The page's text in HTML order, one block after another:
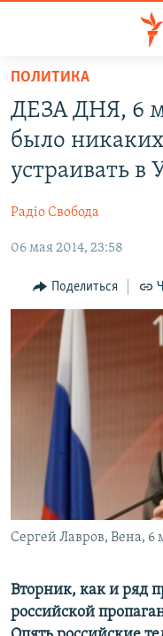
Вернуться
основному
содержанию
главной
Вернутся
поиску
СПЕЦПРОЕКТЫ
11 ЛЕТ ОККУПАЦИИ
ЕЩЕ
ИНТЕРАКТИВ
ИНФОГРАФИКА
ТЕЛЕПРОЕКТ
СОВЕТЫ
ПРОПАВШИЕ БЕЗ ВЕСТИ
ПОБЕДИТЕЛЕЙ НЕ
КРЫМ.НЕПОКОРЕННЫЙ
ELIFBE
УКРАИНСКАЯ ПРОБЛЕМА
РАДІО СВОБОДА
КАК ОБОЙТИ
Українською
Qırımtatar
ПРИСОЕДИНЯЙТЕСЬ!
Все сайты RFE/RL
ПОЛИТИКА
ДЕЗА ДНЯ, 6
было
устраивать в
Радіо Свобода
06 мая 2014, 23:58
Поделиться
Сергей Лавров, Вена, 6
Вторник, как и ряд
российской